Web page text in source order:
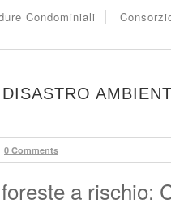
Condominiali
0 Comments
a rischio: